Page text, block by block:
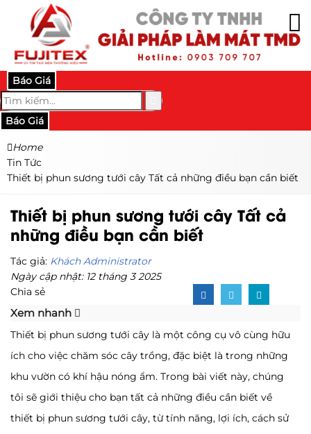
Báo Giá
Báo Giá
Home
Tin Tức
Thiết bị phun sương tưới cây Tất cả những điều bạn cần biết
Thiết bị phun sương tưới cây Tất cả
những điều bạn cần biết
Tác giả: Khách Administrator
Ngày cập nhật: 12 tháng 3 2025
Chia sẻ
Xem nhanh
Thiết bị phun sương tưới cây là một công cụ vô cùng hữu
ích cho việc chăm sóc cây trồng, đặc biệt là trong những
khu vườn có khí hậu nóng ẩm. Trong bài viết này, chúng
tôi sẽ giới thiệu cho bạn tất cả những điều cần biết về
thiết bị phun sương tưới cây, từ tính năng, lợi ích, cách sử